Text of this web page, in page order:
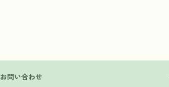
お問い合わせ